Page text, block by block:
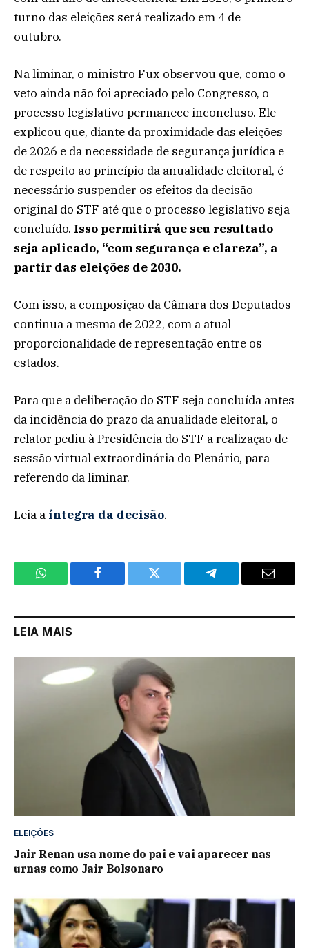
turno das eleições será realizado em 4 de
outubro.
Na liminar, o ministro Fux observou que, como o
veto ainda não foi apreciado pelo Congresso, o
processo legislativo permanece inconcluso. Ele
explicou que, diante da proximidade das eleições
de 2026 e da necessidade de segurança jurídica e
de respeito ao princípio da anualidade eleitoral, é
necessário suspender os efeitos da decisão
original do STF até que o processo legislativo seja
concluído. Isso permitirá que seu resultado
seja aplicado, “com segurança e clareza”, a
partir das eleições de 2030.
Com isso, a composição da Câmara dos Deputados
continua a mesma de 2022, com a atual
proporcionalidade de representação entre os
estados.
Para que a deliberação do STF seja concluída antes
da incidência do prazo da anualidade eleitoral, o
relator pediu à Presidência do STF a realização de
sessão virtual extraordinária do Plenário, para
referendo da liminar.
Leia a íntegra da decisão.
WhatsApp Facebook Twitter Telegram Email
LEIA MAIS
ELEIÇÕES
Jair Renan usa nome do pai e vai aparecer nas
urnas como Jair Bolsonaro